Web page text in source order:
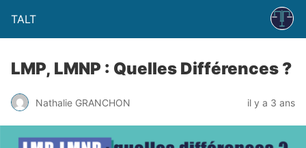
TALT
LMP, LMNP : Quelles Différences ?
Nathalie GRANCHON il y a 3 ans